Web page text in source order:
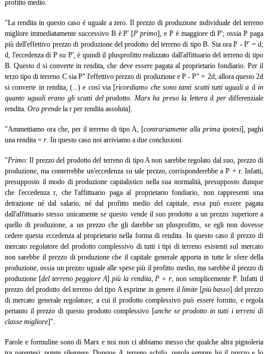
profitto medio.
"La rendita in questo caso è uguale a zero. Il prezzo di produzione individuale del terreno
migliore immediatamente successivo B è P' [P primo], e P è maggiore di P'; ossia P paga
più dell'effettivo prezzo di produzione del prodotto del terreno di tipo B. Sia ora P - P' = d;
d, l'eccedenza di P su P', è quindi il plusprofitto realizzato dall'affittuario del terreno di tipo
B. Questo d si converte in rendita, che deve essere pagata al proprietario fondiario. Per il
terzo tipo di terreno C sia P" l'effettivo prezzo di produzione e P - P" = 2d; allora questo 2d
si converte in rendita; (...) e così via [ricordiamo che sono tanti scatti tutti uguali a din
quanto uguali erano gli scatti del prodotto. Marx ha preso la lettera d perdifferenziale
rendita. Ora prende la r per rendita assoluta].
"Ammettiamo ora che, per il terreno di tipo A, [contrariamente alla prima ipotesi], paghi
una rendita = r. In questo caso noi arriviamo a due conclusioni.
"Primo: Il prezzo del prodotto del terreno di tipo A non sarebbe regolato dal suo, prezzo di
produzione, ma conterrebbe un'eccedenza su tale prezzo, corrisponderebbe a P + r. Infatti,
presupposto il modo di produzione capitalistico nella sua normalità, presupposto dunque
che l'eccedenza r, che l'affittuario paga al proprietario fondiario, non rappresenti una
detrazione né dal salario, né dal profitto medio del capitale, essa può essere pagata
dall'affittuario stesso unicamente se questo vende il suo prodotto a un prezzo superiore a
quello di produzione, a un prezzo che gli darebbe un plusprofitto, se egli non dovesse
cedere questa eccedenza al proprietario nella forma di rendita. In questo caso il prezzo di
mercato regolatore del prodotto complessivo di tutti i tipi di terreno esistenti sul mercato
non sarebbe il prezzo di produzione che il capitale generale apporta in tutte le sfere della
produzione, ossia un prezzo uguale alle spese più il profitto medio, ma sarebbe il prezzo di
produzione [del terreno peggiore A] più la rendita,P + r, non semplicemente P. Infatti il
prezzo del prodotto del terreno del tipo A esprime in genere il limite [più basso] del prezzo
di mercato generale regolatore, a cui il prodotto complessivo può essere fornito, e regola
pertanto il prezzo di questo prodotto complessivo [anche se prodotto in tutti i terreni di
classe migliore]".
Parole e formuline sono di Marx e noi non ci abbiamo messo che qualche altra pignoleria